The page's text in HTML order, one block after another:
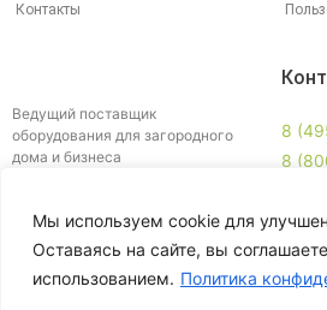
Мы используем cookie для
Оставаясь на сайте, вы
использованием. Политика
Ведущий поставщик
оборудования для загородного
дома и бизнеса
Контакты
8
8
© 2003 – 2026 ООО «Группа